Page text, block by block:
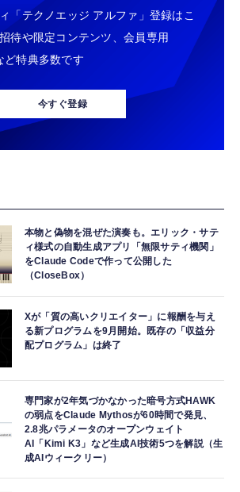
「テクノエッジ アルファ」登録はこ
待や限定コンテンツ、会員専用
ど特典多数です
今すぐ登録
本物と偽物を混ぜた演奏も。エリック・サテ
ィ様式の自動生成アプリ「無限サティ機関」
をClaude Codeで作って公開した
（CloseBox）
Xが「質の高いクリエイター」に報酬を与え
る新プログラムを9月開始。既存の「収益分
配プログラム」は終了
専門家が2年気づかなかった暗号方式HAWK
の弱点をClaude Mythosが60時間で発見、
2.8兆パラメータのオープンウェイト
AI「Kimi K3」など生成AI技術5つを解説（生
成AIウィークリー）